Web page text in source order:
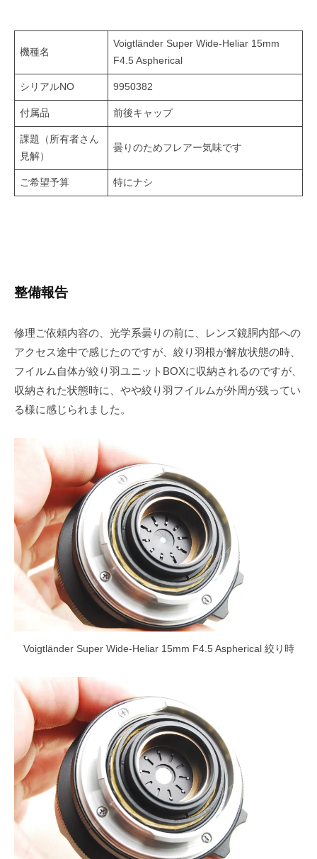
機種名
Voigtländer Super Wide-Heliar 15mm
F4.5 Aspherical
シリアルNO 9950382
付属品 前後キャップ
課題（所有者さん
見解）
曇りのためフレアー気味です
ご希望予算 特にナシ
整備報告
修理ご依頼内容の、光学系曇りの前に、レンズ鏡胴内部への
アクセス途中で感じたのですが、絞り羽根が解放状態の時、
フイルム自体が絞り羽ユニットBOXに収納されるのですが、
収納された状態時に、やや絞り羽フイルムが外周が残ってい
る様に感じられました。
Voigtländer Super Wide-Heliar 15mm F4.5 Aspherical 絞り時